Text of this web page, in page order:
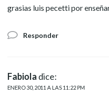
grasias luis pecetti por
Responder
Fabiola dice:
ENERO 30, 2011 A LAS 11:22 PM